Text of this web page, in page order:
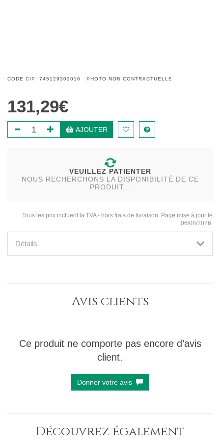
CODE CIP: 745129302016 PHOTO NON CONTRACTUELLE
131,29€
AJOUTER
VEUILLEZ PATIENTER
NOUS RECHERCHONS LA DISPONIBILITÉ DE CE
PRODUIT...
Tous les prix incluent la TVA - hors frais de livraison. Page mise à jour le
06/08/2026.
Détails
Avis clients
Ce produit ne comporte pas encore d’avis
client.
Donner votre avis
Découvrez également